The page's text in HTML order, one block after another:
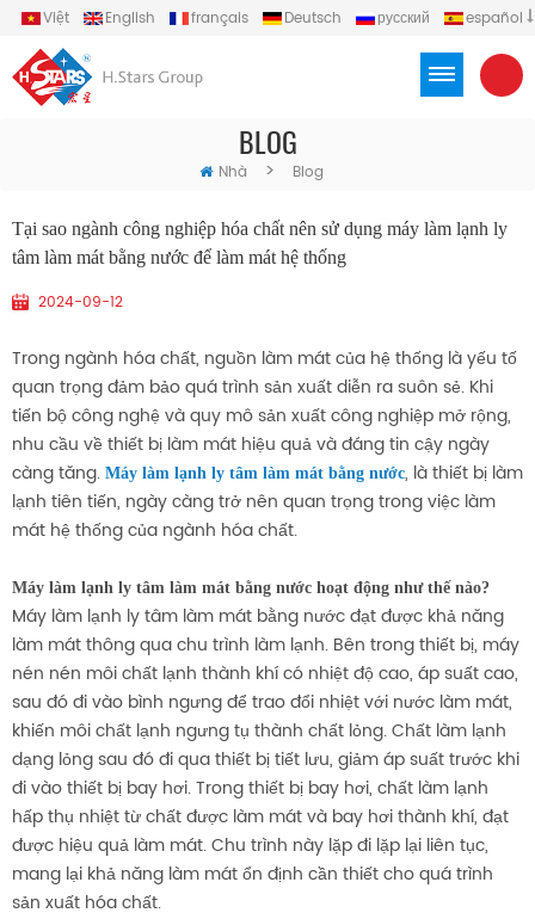
Việt English français Deutsch русский
español
BLOG
Nhà > Blog
Tại sao ngành công nghiệp hóa chất nên sử dụng máy làm lạnh ly
tâm làm mát bằng nước để làm mát hệ thống
2024-09-12
Trong ngành hóa chất, nguồn làm mát của hệ thống là yếu tố
quan trọng đảm bảo quá trình sản xuất diễn ra suôn sẻ. Khi
tiến bộ công nghệ và quy mô sản xuất công nghiệp mở rộng,
nhu cầu về thiết bị làm mát hiệu quả và đáng tin cậy ngày
càng tăng. Máy làm lạnh ly tâm làm mát bằng nước, là thiết bị làm
lạnh tiên tiến, ngày càng trở nên quan trọng trong việc làm
mát hệ thống của ngành hóa chất.
Máy làm lạnh ly tâm làm mát bằng nước hoạt động như thế nào?
Máy làm lạnh ly tâm làm mát bằng nước đạt được khả năng
làm mát thông qua chu trình làm lạnh. Bên trong thiết bị, máy
nén nén môi chất lạnh thành khí có nhiệt độ cao, áp suất cao,
sau đó đi vào bình ngưng để trao đổi nhiệt với nước làm mát,
khiến môi chất lạnh ngưng tụ thành chất lỏng. Chất làm lạnh
dạng lỏng sau đó đi qua thiết bị tiết lưu, giảm áp suất trước khi
đi vào thiết bị bay hơi. Trong thiết bị bay hơi, chất làm lạnh
hấp thụ nhiệt từ chất được làm mát và bay hơi thành khí, đạt
được hiệu quả làm mát. Chu trình này lặp đi lặp lại liên tục,
mang lại khả năng làm mát ổn định cần thiết cho quá trình
sản xuất hóa chất.